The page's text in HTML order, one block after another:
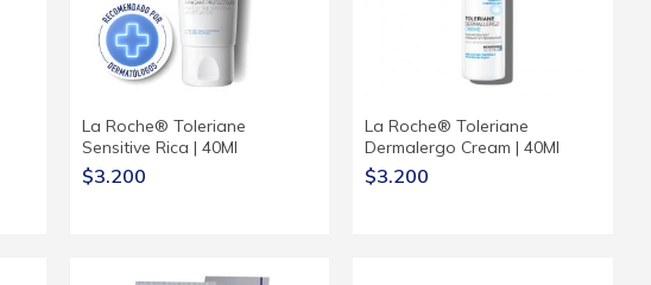
La Roche® Toleriane
Sensitive Rica | 40Ml
$3.200
La Roche® Toleriane
Dermalergo Cream | 40Ml
$3.200